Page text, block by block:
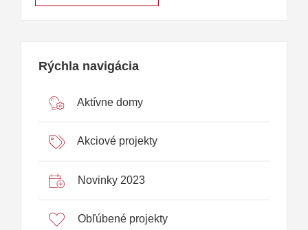
Rýchla navigácia
Aktívne domy
Akciové projekty
Novinky 2023
Obľúbené projekty